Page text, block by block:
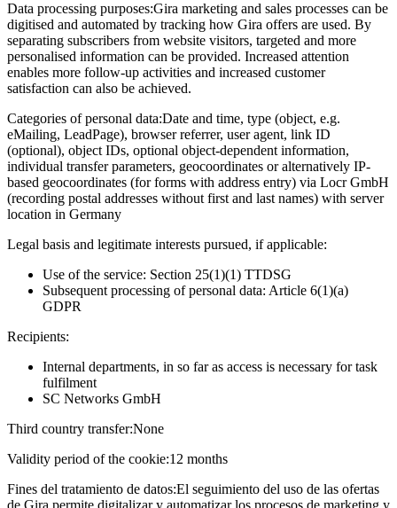
Data processing purposes:Gira marketing and sales processes can be
digitised and automated by tracking how Gira offers are used. By
separating subscribers from website visitors, targeted and more
personalised information can be provided. Increased attention
enables more follow-up activities and increased customer
satisfaction can also be achieved.
Categories of personal data:Date and time, type (object, e.g.
eMailing, LeadPage), browser referrer, user agent, link ID
(optional), object IDs, optional object-dependent information,
individual transfer parameters, geocoordinates or alternatively IP-
based geocoordinates (for forms with address entry) via Locr GmbH
(recording postal addresses without first and last names) with server
location in Germany
Legal basis and legitimate interests pursued, if applicable:
Use of the service: Section 25(1)(1) TTDSG
Subsequent processing of personal data: Article 6(1)(a)
GDPR
Recipients:
Internal departments, in so far as access is necessary for task
fulfilment
SC Networks GmbH
Third country transfer:None
Validity period of the cookie:12 months
Fines del tratamiento de datos:El seguimiento del uso de las ofertas